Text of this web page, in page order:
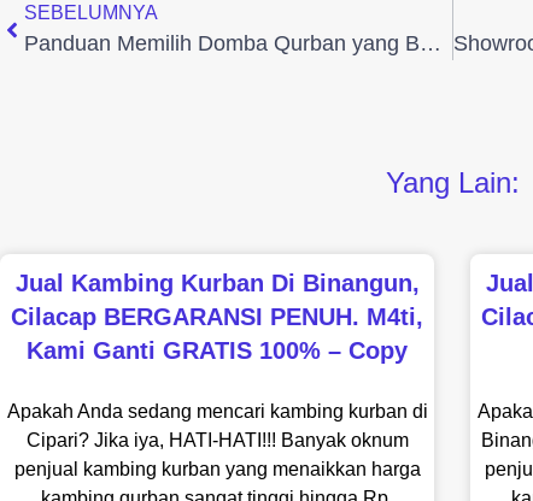
SEBELUMNYA
Panduan Memilih Domba Qurban yang Berkualitas
Yang Lain:
Jual Kambing Kurban Di Binangun,
Cilacap BERGARANSI PENUH. M4ti,
Kami Ganti GRATIS 100% – Copy
Apakah Anda sedang mencari kambing kurban di
Cipari? Jika iya, HATI-HATI!!! Banyak oknum
penjual kambing kurban yang menaikkan harga